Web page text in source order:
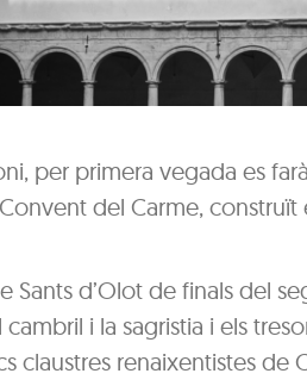
per primera vegada es
del Carme, construït
d’Olot de finals del
i la sagristia i els
claustres renaixentistes de